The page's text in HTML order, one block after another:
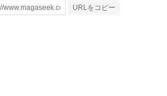
URLをコピー